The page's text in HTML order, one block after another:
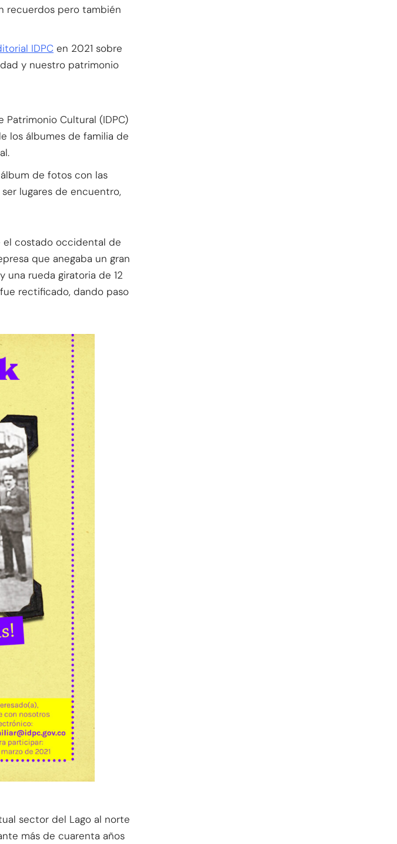
recuerdos pero también
IDPC en 2021 sobre
y nuestro patrimonio
Cultural (IDPC)
los álbumes de familia de
de fotos con las
lugares de encuentro,
el costado occidental de
que anegaba un gran
una rueda giratoria de 12
rectificado, dando paso
sector del Lago al norte
más de cuarenta años